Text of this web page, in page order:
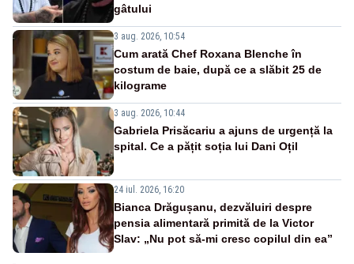
gâtului
3 aug. 2026, 10:54
Cum arată Chef Roxana Blenche în
costum de baie, după ce a slăbit 25 de
kilograme
3 aug. 2026, 10:44
Gabriela Prisăcariu a ajuns de urgență la
spital. Ce a pățit soția lui Dani Oțil
24 iul. 2026, 16:20
Bianca Drăgușanu, dezvăluiri despre
pensia alimentară primită de la Victor
Slav: „Nu pot să-mi cresc copilul din ea”